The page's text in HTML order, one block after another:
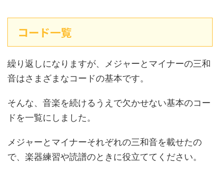
コード一覧
繰り返しになりますが、メジャーとマイナーの三和
音はさまざまなコードの基本です。
そんな、音楽を続けるうえで欠かせない基本のコー
ドを一覧にしました。
メジャーとマイナーそれぞれの三和音を載せたの
で、楽器練習や読譜のときに役立ててください。